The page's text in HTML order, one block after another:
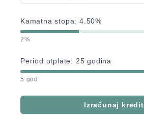
Kamatna stopa:4.50%
2%
Period otplate: 25 godina
5 god
Izračunaj kredit